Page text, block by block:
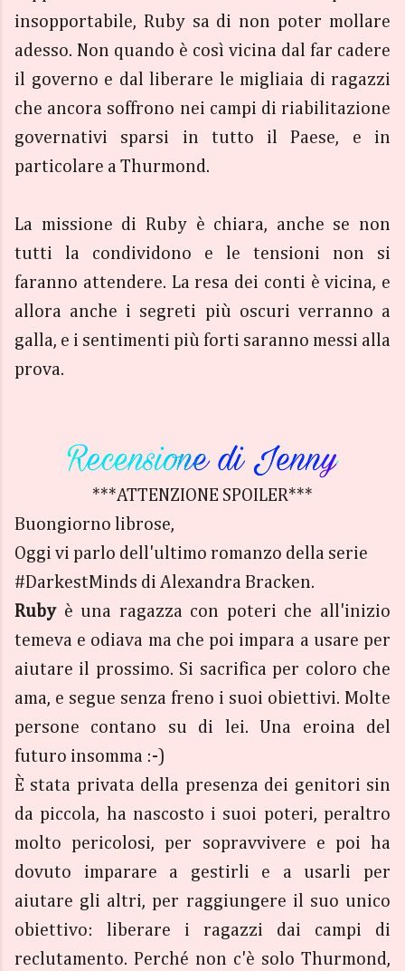
insopportabile, Ruby sa di non poter mollare
adesso. Non quando è così vicina dal far cadere
il governo e dal liberare le migliaia di ragazzi
che ancora soffrono nei campi di riabilitazione
governativi sparsi in tutto il Paese, e in
particolare a Thurmond.
La missione di Ruby è chiara, anche se non
tutti la condividono e le tensioni non si
faranno attendere. La resa dei conti è vicina, e
allora anche i segreti più oscuri verranno a
galla, e i sentimenti più forti saranno messi alla
prova.
***ATTENZIONE SPOILER***
Buongiorno librose,
Oggi vi parlo dell'ultimo romanzo della serie
#DarkestMinds di Alexandra Bracken.
Ruby è una ragazza con poteri che all'inizio
temeva e odiava ma che poi impara a usare per
aiutare il prossimo. Si sacrifica per coloro che
ama, e segue senza freno i suoi obiettivi. Molte
persone contano su di lei. Una eroina del
futuro insomma :-)
È stata privata della presenza dei genitori sin
da piccola, ha nascosto i suoi poteri, peraltro
molto pericolosi, per sopravvivere e poi ha
dovuto imparare a gestirli e a usarli per
aiutare gli altri, per raggiungere il suo unico
obiettivo: liberare i ragazzi dai campi di
reclutamento. Perché non c'è solo Thurmond,